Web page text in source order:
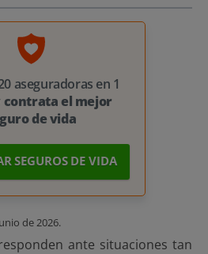
aseguradoras en 1
contrata el mejor
de vida
SEGUROS DE VIDA
de 2026.
ante situaciones tan